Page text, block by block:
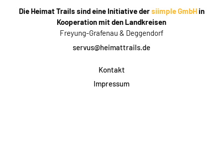
Die Heimat Trails sind eine Initiative dersiimple GmbHin
Kooperation mit den Landkreisen
Freyung-Grafenau & Deggendorf
servus@heimattrails.de
Kontakt
Impressum